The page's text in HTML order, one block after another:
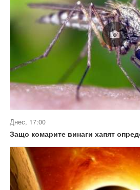
Днес, 17:00
Защо комарите винаги хапят